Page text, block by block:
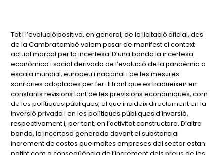
Tot i l’evolució positiva, en general, de la licitació oficial, des
de la Cambra també volem posar de manifest el context
actual marcat per la incertesa. D’una banda la incertesa
econòmica i social derivada de l’evolució de la pandèmia a
escala mundial, europeu i nacional i de les mesures
sanitàries adoptades per fer-li front que es tradueixen en
constants revisions tant de les previsions econòmiques, com
de les polítiques públiques, el que incideix directament en la
inversió privada i en les polítiques públiques d’inversió,
respectivament i, per tant, en l’activitat constructora. D’altra
banda, la incertesa generada davant el substancial
increment de costos que moltes empreses del sector estan